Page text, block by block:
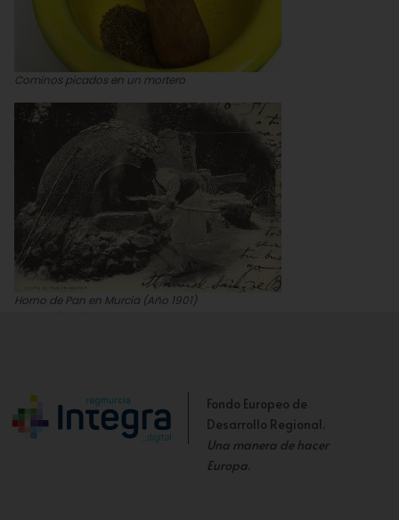
Cominos picados en un mortero
Horno de Pan en Murcia (Año 1901)
Fondo Europeo de
Desarrollo Regional.
Una manera de hacer
Europa.